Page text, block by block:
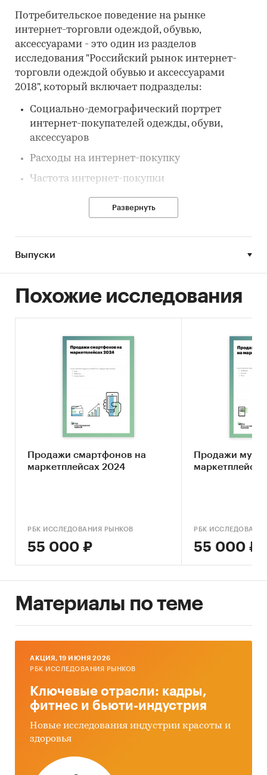
Потребительское поведение на рынке
интернет-торговли одеждой, обувью,
аксессуарами - это один из разделов
исследования "Российский рынок интернет-
торговли одеждой обувью и аксессуарами
2018", который включает подразделы:
Социально-демографический портрет
интернет-покупателей одежды, обуви,
аксессуаров
Расходы на интернет-покупку
Частота интернет-покупки
Составьте свой идеальный продукт из одного
или нескольких разделов.
Категории: IT и телекоммуникации /
Россия
Fashion
Развернуть
Выпуски
Похожие исследования
Продажи смартфонов на
маркетплейсах 2024
РБК ИССЛЕДОВАНИЯ РЫНКОВ
55 000 ₽
Продажи
РБК
55 000 ₽
Материалы по теме
AКЦИЯ, 19 ИЮНЯ 2026
РБК ИССЛЕДОВАНИЯ РЫНКОВ
Ключевые отрасли: кадры,
фитнес и бьюти-индустрия
Новые исследования индустрии красоты и
здоровья